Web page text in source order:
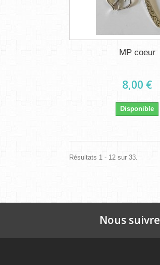
MP coeur
8,00 €
Disponible
Résultats 1 - 12 sur 33.
Nous suivre